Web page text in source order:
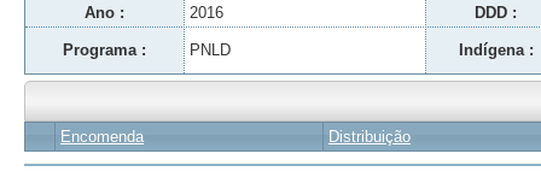
Ano : 2016 DDD :
Programa : PNLD Indígena :
Encomenda Distribuição